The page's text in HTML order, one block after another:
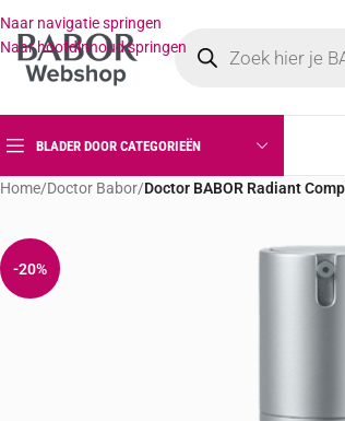
Naar navigatie springen
Naar hoofdinhoud springen
BLADER DOOR CATEGORIEËN
Home/Doctor Babor/Doctor BABOR Radiant
-20%